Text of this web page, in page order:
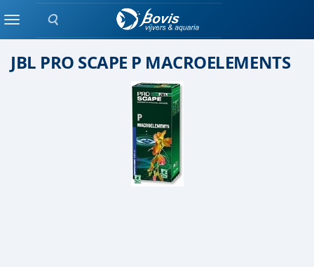
Zoeken
MenuPlant bemesting
JBL PRO SCAPE P MACROELEMENTS